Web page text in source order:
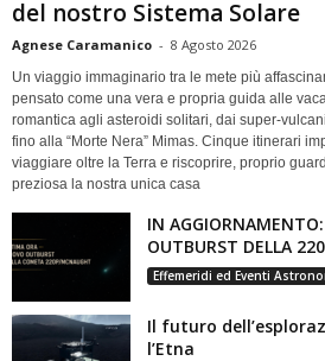
del nostro Sistema Solare
Agnese Caramanico - 8 Agosto 2026
Un viaggio immaginario tra le mete più
pensato come una vera e propria guida alle
romantica agli asteroidi solitari, dai super-
fino alla “Morte Nera” Mimas. Cinque itinerari
viaggiare oltre la Terra e riscoprire, proprio
preziosa la nostra unica casa
IN
OUTBURST DELLA
Effemeridi ed Eventi
Il futuro
l’Etna